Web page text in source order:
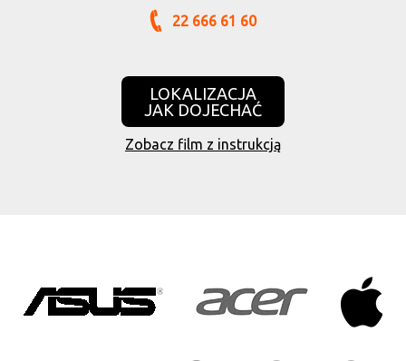
22 666 61 60
LOKALIZACJA
JAK DOJECHAĆ
Zobacz film z instrukcją